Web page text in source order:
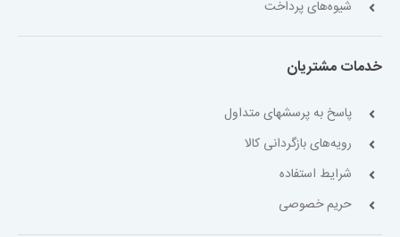
شیوه‌های پرداخت
خدمات مشتریان
پاسخ به پرسشهای متداول
رویه‌های بازگردانی کالا
شرایط استفاده
حریم خصوصی